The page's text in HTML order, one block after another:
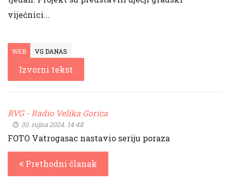
vijećnici...
WEB VG DANAS
Izvorni tekst
RVG - Radio Velika Gorica
30. rujna 2024. 14:48
FOTO Vatrogasac nastavio seriju poraza
Prethodni članak